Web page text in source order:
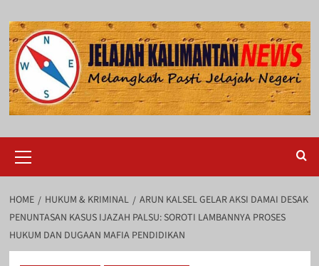
to
content
Menu
HOME HUKUM & KRIMINAL
ARUN KALSEL GELAR AKSI DAMAI DESAK
PENUNTASAN KASUS IJAZAH PALSU: SOROTI LAMBANNYA PROSES
HUKUM DAN DUGAAN MAFIA PENDIDIKAN